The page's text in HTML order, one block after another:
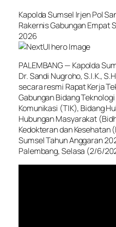
Kapolda Sumsel Irjen Pol
Rakernis Gabungan Empat
2026
PALEMBANG — Kapolda
Dr. Sandi Nugroho, S.I.K.,
secara resmi Rapat Kerja
Gabungan Bidang
Komunikasi (TIK), Bidang
Hubungan Masyarakat
Kedokteran dan Kesehatan
Sumsel Tahun Anggaran
Palembang, Selasa (2/6/